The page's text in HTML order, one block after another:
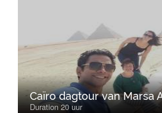
Caïro dagtour van Marsa
Duration 20 uur